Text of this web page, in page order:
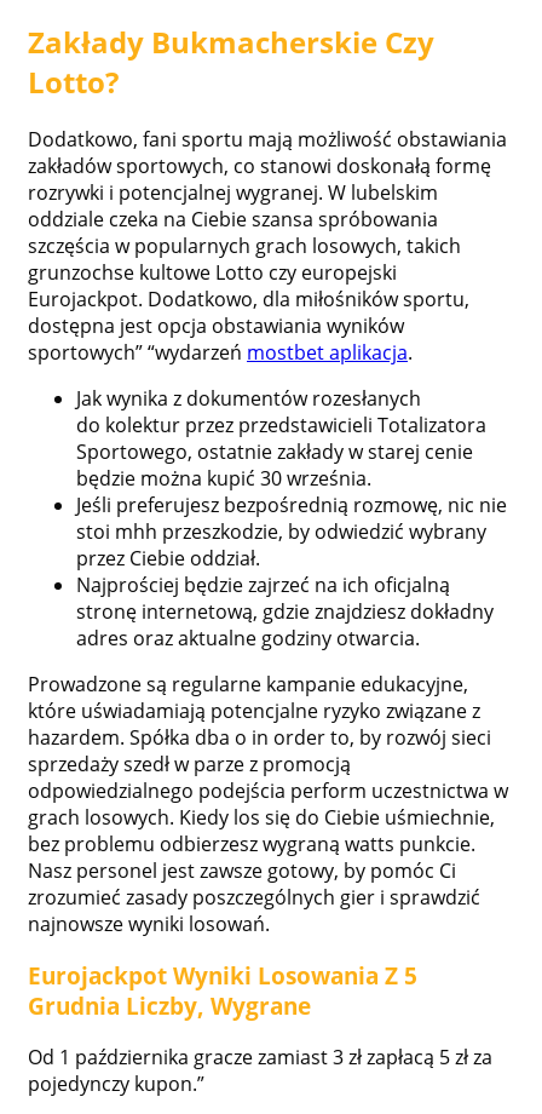
Zakłady Bukmacherskie Czy
Lotto?
Dodatkowo, fani sportu mają możliwość obstawiania
zakładów sportowych, co stanowi doskonałą formę
rozrywki i potencjalnej wygranej. W lubelskim
oddziale czeka na Ciebie szansa spróbowania
szczęścia w popularnych grach losowych, takich
grunzochse kultowe Lotto czy europejski
Eurojackpot. Dodatkowo, dla miłośników sportu,
dostępna jest opcja obstawiania wyników
sportowych” “wydarzeń mostbet aplikacja.
Jak wynika z dokumentów rozesłanych
do kolektur przez przedstawicieli Totalizatora
Sportowego, ostatnie zakłady w starej cenie
będzie można kupić 30 września.
Jeśli preferujesz bezpośrednią rozmowę, nic nie
stoi mhh przeszkodzie, by odwiedzić wybrany
przez Ciebie oddział.
Najprościej będzie zajrzeć na ich oficjalną
stronę internetową, gdzie znajdziesz dokładny
adres oraz aktualne godziny otwarcia.
Prowadzone są regularne kampanie edukacyjne,
które uświadamiają potencjalne ryzyko związane z
hazardem. Spółka dba o in order to, by rozwój sieci
sprzedaży szedł w parze z promocją
odpowiedzialnego podejścia perform uczestnictwa w
grach losowych. Kiedy los się do Ciebie uśmiechnie,
bez problemu odbierzesz wygraną watts punkcie.
Nasz personel jest zawsze gotowy, by pomóc Ci
zrozumieć zasady poszczególnych gier i sprawdzić
najnowsze wyniki losowań.
Eurojackpot Wyniki Losowania Z 5
Grudnia Liczby, Wygrane
Od 1 października gracze zamiast 3 zł zapłacą 5 zł za
pojedynczy kupon.”